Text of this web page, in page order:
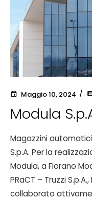
event Maggio 10, 2024 comment
Modula
Magazzini
S.p.A. Per la
Modula, a Fiorano
PRaCT – Truzzi
collaborato